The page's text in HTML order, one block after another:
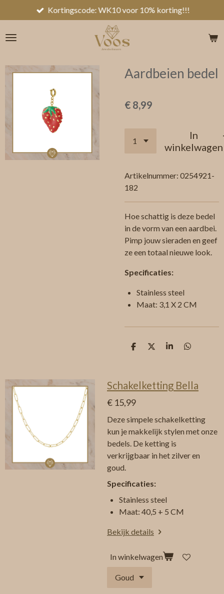
direct
naar
Kortingscode: WK10 voor 10% korting!!!
Aardbeien bedel
€ 8,99
In
winkelwagen
Artikelnummer: 0254921-
182
Hoe schattig is deze bedel
in de vorm van een aardbei.
Pimp jouw sieraden en geef
ze een totaal nieuwe look.
Specificaties:
Stainless steel
Maat: 3,1 X 2 CM
D
D
S
D
n
Schakelketting Bella
€ 15,99
Deze simpele schakelketting
kun je makkelijk stylen met onze
bedels. De ketting is
verkrijgbaar in het zilver en
goud.
Specificaties:
Stainless steel
Maat: 40,5 + 5 CM
Bekijk details
In winkelwagen